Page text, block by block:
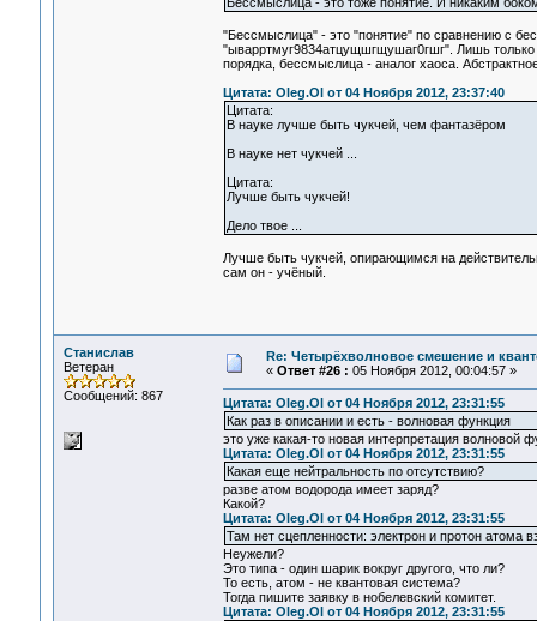
"Бессмыслица" - это "понятие" по сравнению с
"ыварртмуг9834атцущшгщушаг0гшг". Лишь только
порядка, бессмыслица - аналог хаоса.
Цитата: Oleg.Ol от 04 Ноября 2012, 23:37:40
Цитата:
В науке лучше быть чукчей, чем фантазёром
В науке нет чукчей ...
Цитата:
Лучше быть чукчей!
Дело твое ...
Лучше быть чукчей, опирающимся на
сам он - учёный.
Станислав
Ветеран
Сообщений: 867
Re: Четырёхволновое смешение и
« Ответ #26 : 05 Ноября 2012, 00:04:57 »
Цитата: Oleg.Ol от 04 Ноября 2012, 23:31:55
Как раз в описании и есть - волновая функция
это уже какая-то новая интерпретация волновой
Цитата: Oleg.Ol от 04 Ноября 2012, 23:31:55
Какая еще нейтральность по отсутствию?
разве атом водорода имеет заряд?
Какой?
Цитата: Oleg.Ol от 04 Ноября 2012, 23:31:55
Там нет сцепленности: электрон и протон атома
Неужели?
Это типа - один шарик вокруг другого, что ли?
То есть, атом - не квантовая система?
Тогда пишите заявку в нобелевский комитет.
Цитата: Oleg.Ol от 04 Ноября 2012, 23:31:55